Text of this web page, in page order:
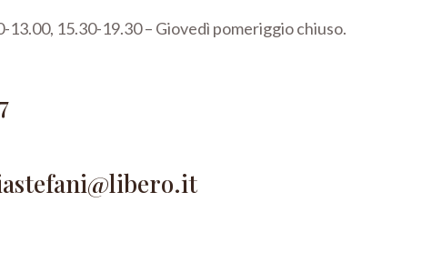
13.00, 15.30-19.30 – Giovedì pomeriggio chiuso.